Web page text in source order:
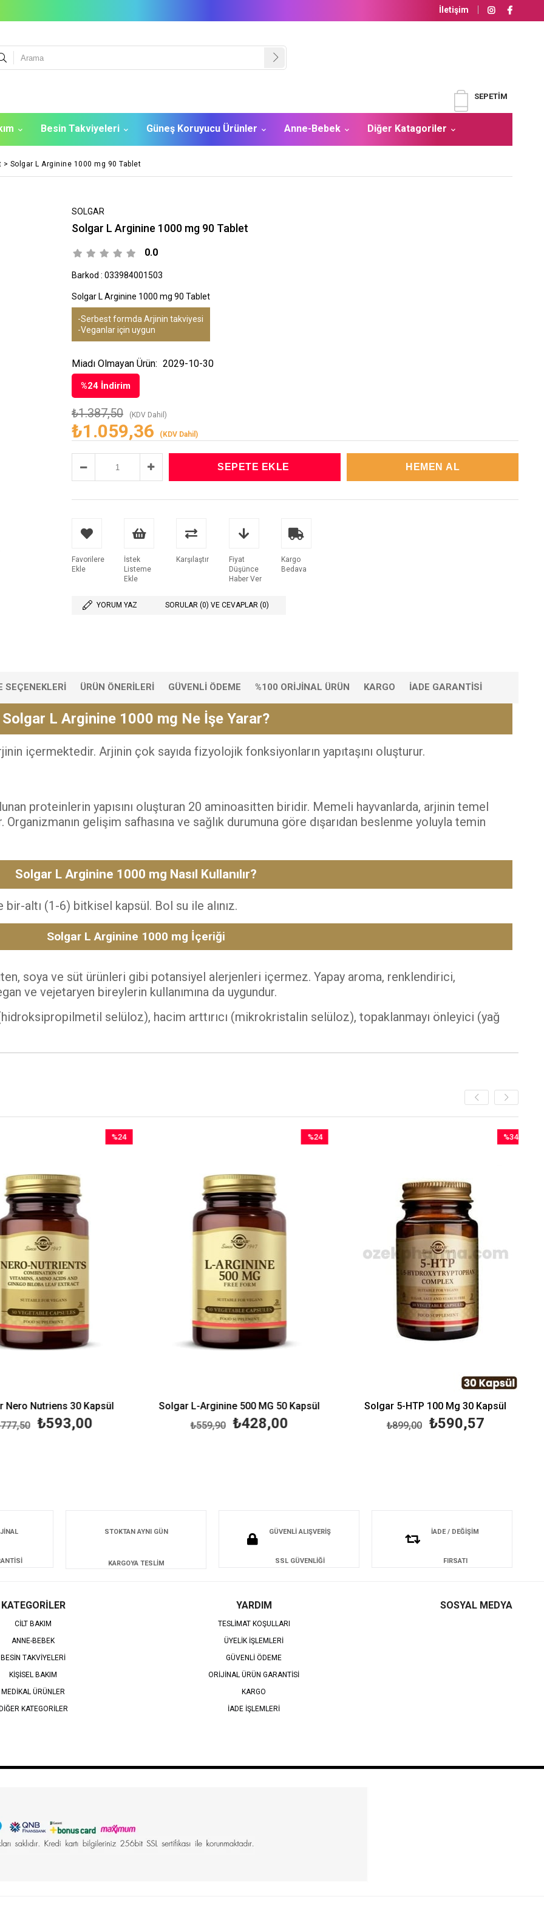
İletişim
SEPETIM
Besin Takviyeleri Güneş Koruyucu Ürünler Anne-Bebek Diğer Katagoriler
> Solgar L Arginine 1000 mg 90 Tablet
SOLGAR
Solgar L Arginine 1000 mg 90 Tablet
0.0
Barkod : 033984001503
Solgar L Arginine 1000 mg 90 Tablet
-Serbest formda Arjinin takviyesi
-Veganlar için uygun
%24 İndirim
₺1.387,50 (KDV Dahil)
₺1.059,36 (KDV Dahil)
Miadı Olmayan Ürün: 2029-10-30
Favorilere
Ekle
İstek
Listeme
Ekle
Karşılaştır
Fiyat
Düşünce
Haber Ver
Kargo
Bedava
YORUM YAZ SORULAR (0) VE CEVAPLAR (0)
SEÇENEKLERI ÜRÜN ÖNERILERI GÜVENLI ÖDEME %100 ORIJINAL ÜRÜN KARGO İADE GARANTISI
Solgar L Arginine 1000 mg Ne İşe Yarar?
içermektedir. Arjinin çok sayıda fizyolojik fonksiyonların yapıtaşını oluşturur.
proteinlerin yapısını oluşturan 20 aminoasitten biridir. Memeli hayvanlarda, arjinin temel
gelişim safhasına ve sağlık durumuna göre dışarıdan beslenme yoluyla temin
Solgar L Arginine 1000 mg Nasıl Kullanılır?
altı (1-6) bitkisel kapsül. Bol su ile alınız.
Solgar L Arginine 1000 mg İçeriği
soya ve süt ürünleri gibi potansiyel alerjenleri içermez. Yapay aroma, renklendirici,
ve vejetaryen bireylerin kullanımına da uygundur.
selüloz), hacim arttırıcı (mikrokristalin selüloz), topaklanmayı önleyici (yağ
Nero Nutriens 30 Kapsül
₺593,00
%24
Solgar L-Arginine 500 MG 50 Kapsül
₺428,00
₺559,90
%24
Solgar 5-HTP 100 Mg 30 Kapsül
₺590,57
₺899,00
%34
STOKTAN AYNI GÜN
KARGOYA TESLİM
GÜVENLİ ALIŞVERİŞ
SSL GÜVENLİĞİ
İADE / DEĞİŞİM
FIRSATI
KATEGORİLER
CİLT BAKIM
ANNE-BEBEK
BESİN TAKVİYELERİ
KİŞİSEL BAKIM
MEDİKAL ÜRÜNLER
DİĞER KATEGORİLER
YARDIM
TESLİMAT KOŞULLARI
ÜYELİK İŞLEMLERİ
GÜVENLİ ÖDEME
ORİJİNAL ÜRÜN GARANTİSİ
KARGO
İADE İŞLEMLERİ
SOSYAL MEDYA